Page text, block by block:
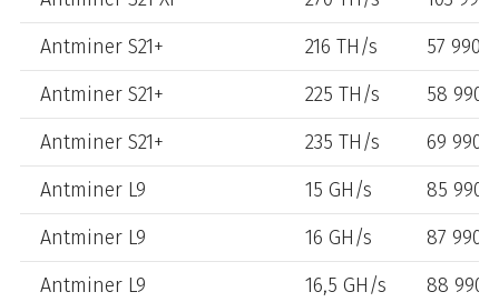
Antminer S21+
216 TH/s
57
Antminer S21+
225 TH/s
58
Antminer S21+
235 TH/s
69
Antminer L9
15 GH/s
85
Antminer L9
16 GH/s
87
Antminer L9
16,5 GH/s
88